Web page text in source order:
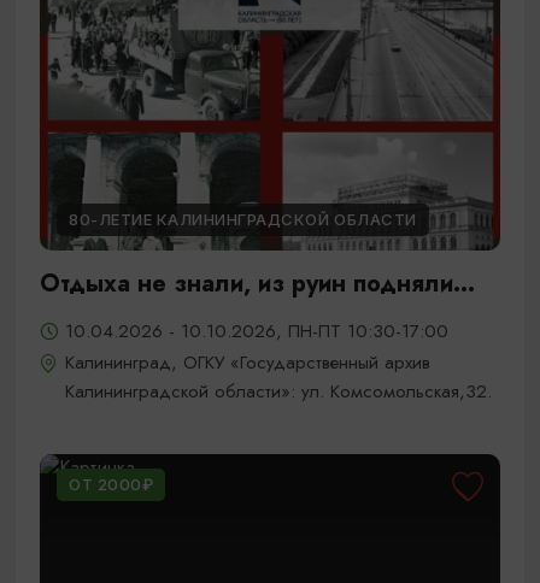
80-ЛЕТИЕ КАЛИНИНГРАДСКОЙ ОБЛАСТИ
Отдыха не знали, из руин подняли...
10.04.2026 - 10.10.2026, ПН-ПТ 10:30-17:00
Калининград, ОГКУ «Государственный архив
Калининградской области»: ул. Комсомольская,32.
ОТ 2000₽